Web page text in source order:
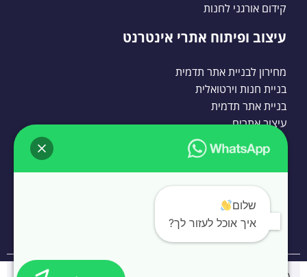
קידום אורגני לחנות
עיצוב ופיתוח אתרי אינטרנט
מחירון לבניית אתר תדמית
בניית חנות וירטואלית
בניית אתר תדמית
עיצוב אתרים
בניית אתרי וורדפרס
בניית אתרי וורדפרס
בניית אתרי וורדפרס לעסקים
שלום
איך אוכל לעזור לך?